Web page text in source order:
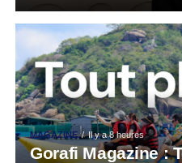
MAGAZINE Il y a 8 heures
Gorafi Magazine :